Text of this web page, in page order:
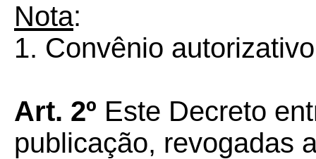
Nota:
1. Convênio
Art. 2º Este Decreto
publicação, revogadas